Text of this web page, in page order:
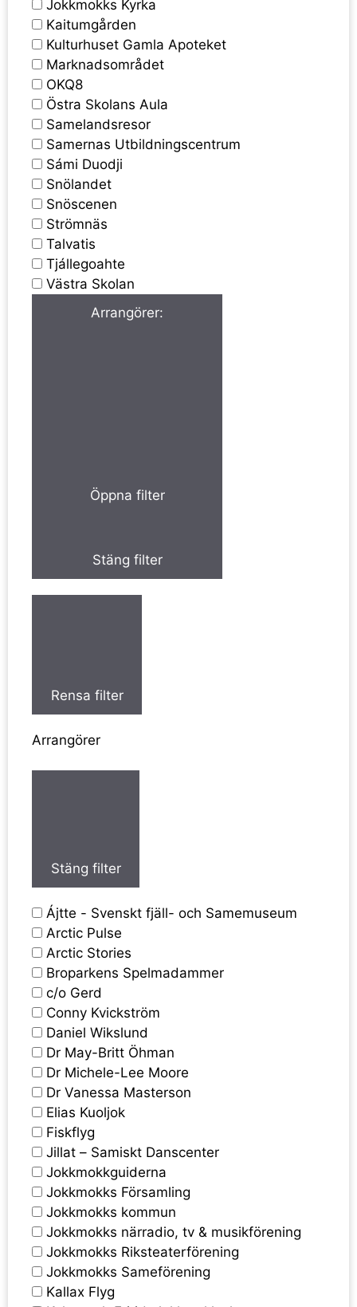
Jokkmokks Kyrka
Kaitumgården
Kulturhuset Gamla Apoteket
Marknadsområdet
OKQ8
Östra Skolans Aula
Samelandsresor
Samernas Utbildningscentrum
Sámi Duodji
Snölandet
Snöscenen
Strömnäs
Talvatis
Tjállegoahte
Västra Skolan
Arrangörer:
Öppna filter
Stäng filter
Rensa filter
Arrangörer
Stäng filter
Ájtte - Svenskt fjäll- och Samemuseum
Arctic Pulse
Arctic Stories
Broparkens Spelmadammer
c/o Gerd
Conny Kvickström
Daniel Wikslund
Dr May-Britt Öhman
Dr Michele-Lee Moore
Dr Vanessa Masterson
Elias Kuoljok
Fiskflyg
Jillat – Samiskt Danscenter
Jokkmokkguiderna
Jokkmokks Församling
Jokkmokks kommun
Jokkmokks närradio, tv & musikförening
Jokkmokks Riksteaterförening
Jokkmokks Sameförening
Kallax Flyg